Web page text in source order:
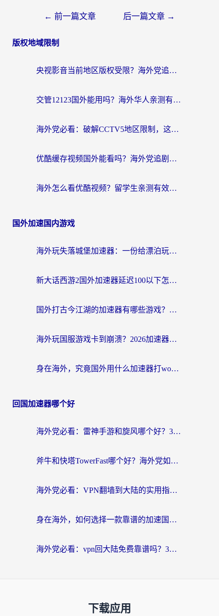
← 前一篇文章 后一篇文章 →
版权地域限制
央视影音当前地区版权受限？海外党追剧看片的终极解决方案来了
交管12123国外能用吗？海外华人亲测有效的回国加速器选择指南
海外党必看：破解CCTV5地区限制，这样看欧洲杯奥运直播才够爽！
优酷缓存视频国外能看吗？海外党追剧看片的终极解决方案来了
海外怎么看优酷视频？留学生亲测有效的回国加速器选择指南
国外加速国内游戏
海外玩失落城堡加速器：一份给漂泊玩家的网络自救指南
新大话西游2国外加速器延迟100以下怎么办？海外党实测有效的低延迟指南
国外打古今江湖的加速器有哪些游戏？一个海外玩家的终极选择指南
海外玩国服游戏卡到崩溃？2026加速器免费推荐+实用指南（亲测有效）
身在海外，究竟国外用什么加速器打wow好？
回国加速器哪个好
海外党必看：雷神手游和旋风哪个好？3分钟选对回国加速器，无缝刷国内剧玩游戏
斧牛和快塔TowerFast哪个好？海外党如何选对回国加速器
海外党必看：VPN翻墙到大陆的实用指南——从看CCTV5到选加速器，一篇全搞定
身在海外，如何选择一款靠谱的加速国内网络的加速器？
海外党必看：vpn回大陆免费靠谱吗？3步选对加速器实现无缝刷国内资源
下载应用